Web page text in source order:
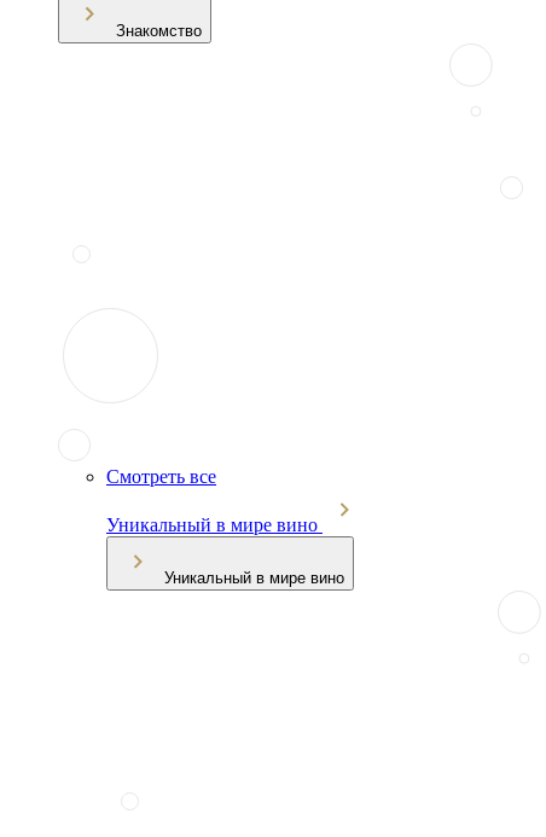
Знакомство
Смотреть все
Уникальный в мире вино
Уникальный в мире вино